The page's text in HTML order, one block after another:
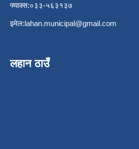
फ्याक्स:०३३-५६३१३७
इमेल:lahan.municipal@gmail.com
लहान ठाउँ